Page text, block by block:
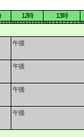
12時 13時
午後
午後
午後
午後